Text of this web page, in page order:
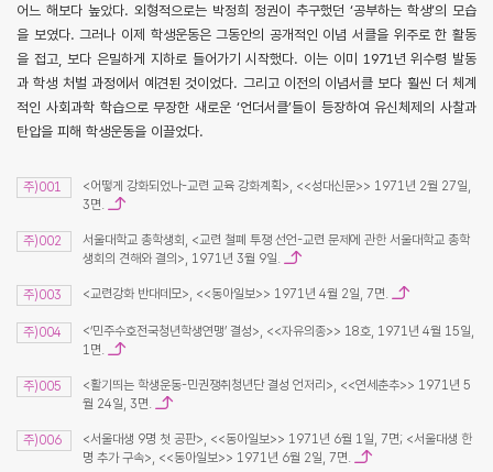
어느 해보다 높았다. 외형적으로는 박정희 정권이 추구했던 ‘공부하는 학생’의 모습
을 보였다. 그러나 이제 학생운동은 그동안의 공개적인 이념 서클을 위주로 한 활동
을 접고, 보다 은밀하게 지하로 들어가기 시작했다. 이는 이미 1971년 위수령 발동
과 학생 처벌 과정에서 예견된 것이었다. 그리고 이전의 이념서클 보다 훨씬 더 체계
적인 사회과학 학습으로 무장한 새로운 ‘언더서클’들이 등장하여 유신체제의 사찰과
탄압을 피해 학생운동을 이끌었다.
주)001
<어떻게 강화되었나-교련 교육 강화계획>, <<성대신문>> 1971년 2월 27일,
3면.
주)002
서울대학교 총학생회, <교련 철폐 투쟁 선언-교련 문제에 관한 서울대학교 총학
생회의 견해와 결의>, 1971년 3월 9일.
주)003 <교련강화 반대데모>, <<동아일보>> 1971년 4월 2일, 7면.
주)004
<‘민주수호전국청년학생연맹’ 결성>, <<자유의종>> 18호, 1971년 4월 15일,
1면.
주)005
<활기띄는 학생운동-민권쟁취청년단 결성 언저리>, <<연세춘추>> 1971년 5
월 24일, 3면.
주)006
<서울대생 9명 첫 공판>, <<동아일보>> 1971년 6월 1일, 7면; <서울대생 한
명 추가 구속>, <<동아일보>> 1971년 6월 2일, 7면.